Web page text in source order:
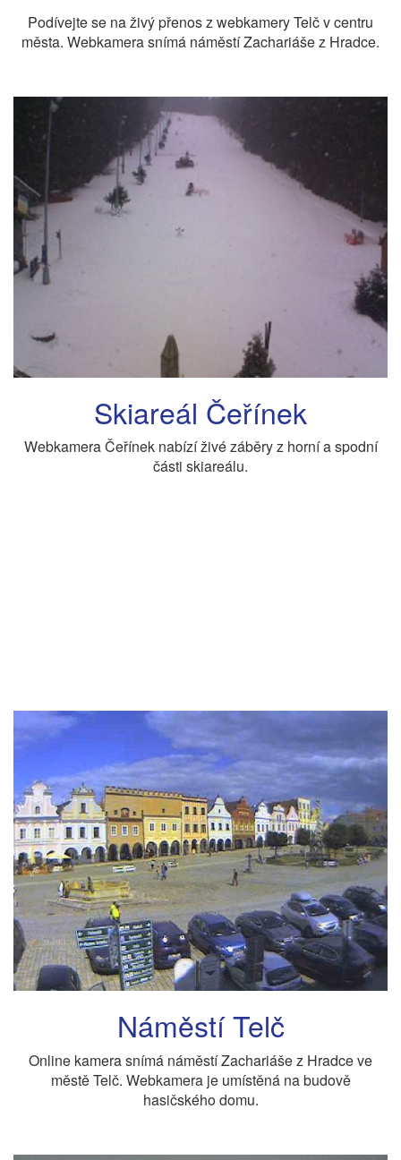
Podívejte se na živý přenos z webkamery Telč v centru
města. Webkamera snímá náměstí Zachariáše z Hradce.
Skiareál Čeřínek
Webkamera Čeřínek nabízí živé záběry z horní a spodní
části skiareálu.
Náměstí Telč
Online kamera snímá náměstí Zachariáše z Hradce ve
městě Telč. Webkamera je umístěná na budově
hasičského domu.